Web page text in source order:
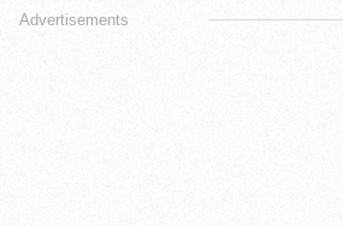
Advertisements